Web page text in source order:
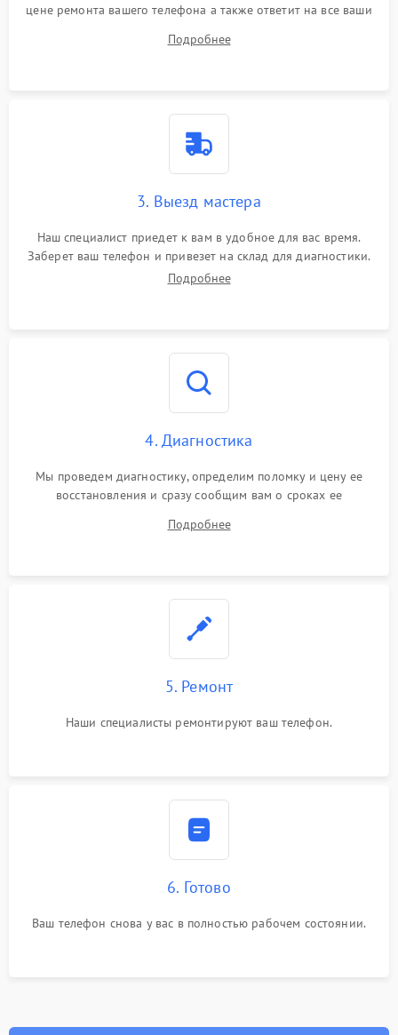
цене ремонта вашего телефона а также ответит на все ваши
Подробнее
3. Выезд мастера
Наш специалист приедет к вам в удобное для вас время.
Заберет ваш телефон и привезет на склад для диагностики.
Подробнее
4. Диагностика
Мы проведем диагностику, определим поломку и цену ее
восстановления и сразу сообщим вам о сроках ее
Подробнее
5. Ремонт
Наши специалисты ремонтируют ваш телефон.
6. Готово
Ваш телефон снова у вас в полностью рабочем состоянии.